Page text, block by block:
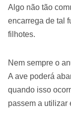
Algo não tão
encarrega de tal
filhotes.
Nem sempre o
A ave poderá
quando isso
passem a utilizar